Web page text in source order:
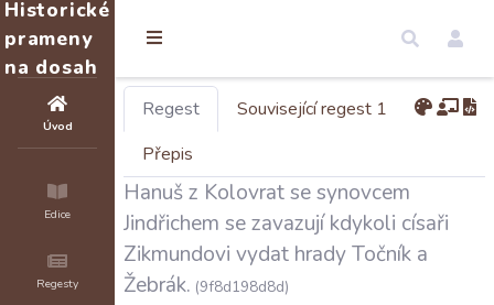
Historické
prameny
na dosah
Úvod
Edice
Regesty
Regest
Související regest 1
Přepis
Hanuš z Kolovrat se synovcem
Jindřichem se zavazují kdykoli císaři
Zikmundovi vydat hrady Točník a
Žebrák. (9f8d198d8d)